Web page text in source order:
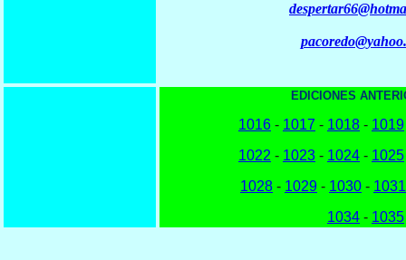
EDICIONES
1016 - 1017 - 1018 - 1019
1022 - 1023 - 1024 - 1025
1028 - 1029 - 1030 - 1031
1034 - 1035